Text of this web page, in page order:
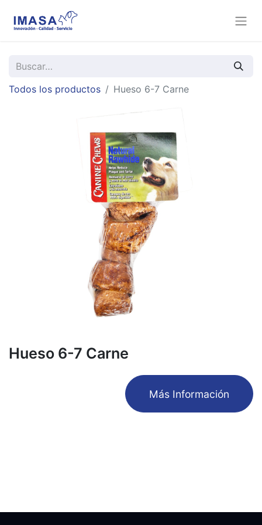
Todos los productos Hueso 6-7 Carne
Hueso 6-7 Carne
​Más Información